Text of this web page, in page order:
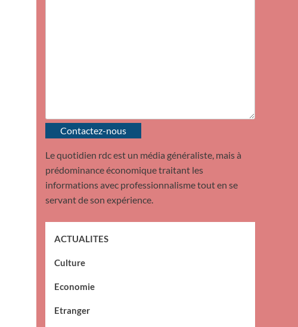
Contactez-nous
Le quotidien rdc est un média généraliste, mais à
prédominance économique traitant les
informations avec professionnalisme tout en se
servant de son expérience.
ACTUALITES
Culture
Economie
Etranger